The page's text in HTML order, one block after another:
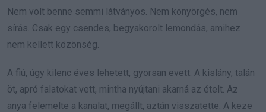
Nem volt benne semmi látványos. Nem könyörgés, nem
sírás. Csak egy csendes, begyakorolt lemondás, amihez
nem kellett közönség.
A fiú, úgy kilenc éves lehetett, gyorsan evett. A kislány, talán
öt, apró falatokat vett, mintha nyújtani akarná az ételt. Az
anya felemelte a kanalat, megállt, aztán visszatette. A keze